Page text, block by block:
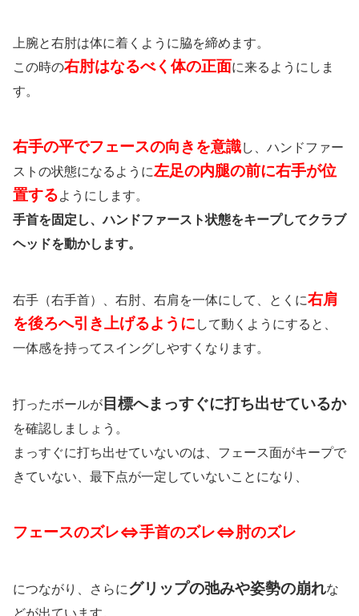
上腕と右肘は体に着くように脇を締めます。
この時の右肘はなるべく体の正面に来るようにしま
す。
右手の平でフェースの向きを意識し、ハンドファー
ストの状態になるように左足の内腿の前に右手が位
置するようにします。
手首を固定し、ハンドファースト状態をキープしてクラブ
ヘッドを動かします。
右手（右手首）、右肘、右肩を一体にして、とくに右肩
を後ろへ引き上げるように して動くようにすると、
一体感を持ってスイングしやすくなります。
打ったボールが 目標へまっすぐに打ち出せているか
を確認しましょう。
まっすぐに打ち出せていないのは、フェース面がキープで
きていない、最下点が一定していないことになり、
フェースのズレ⇔手首のズレ⇔肘のズレ
につながり、さらにグリップの弛みや姿勢の崩れな
どが出ています。